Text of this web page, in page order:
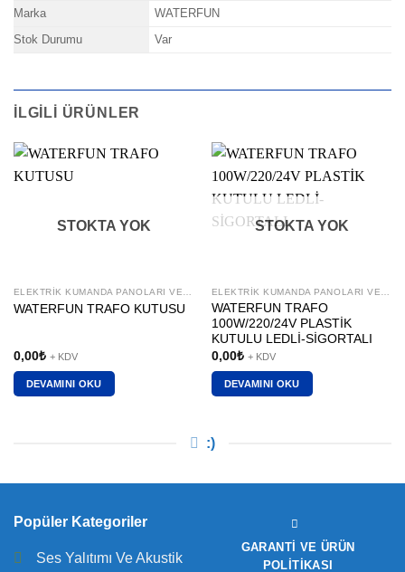
Marka WATERFUN
Stok Durumu Var
İLGILI ÜRÜNLER
STOKTA YOK
ELEKTRIK KUMANDA PANOLARI VE TRAFOLAR
WATERFUN TRAFO KUTUSU
0,00₺ + KDV
DEVAMINI OKU
STOKTA YOK
ELEKTRIK KUMANDA PANOLARI VE TRAFOLAR
WATERFUN TRAFO
100W/220/24V PLASTİK
KUTULU LEDLİ-SİGORTALI
0,00₺ + KDV
DEVAMINI OKU
:)
Popüler Kategoriler
Ses Yalıtımı Ve Akustik
GARANTI VE ÜRÜN
POLITIKASI